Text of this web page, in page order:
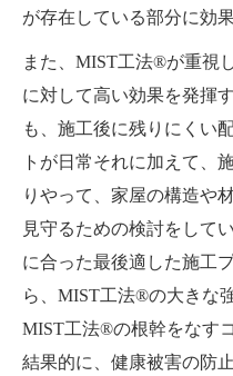
が存在している部分に効
また、MIST工法®が重視
に対して高い効果を発揮
も、施工後に残りにくい
トが日常それに加えて、
りやって、家屋の構造や
見守るための検討をして
に合った最後適した施工
ら、MIST工法®の大きな
MIST工法®の根幹をなす
結果的に、健康被害の防